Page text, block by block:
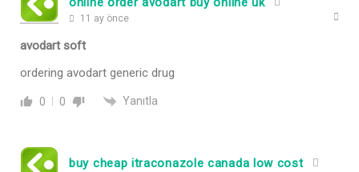
11 ay önce
avodart soft
ordering avodart generic drug
0 0 Yanıtla
buy cheap itraconazole canada low cost